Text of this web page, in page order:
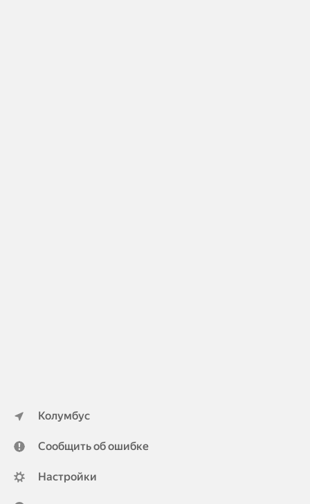
Колумбус
Сообщить об ошибке
Настройки